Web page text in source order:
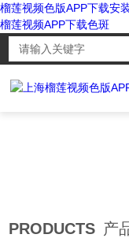
榴莲视频色版APP下载安
榴莲视频APP下载色斑
PRODUCTS 产